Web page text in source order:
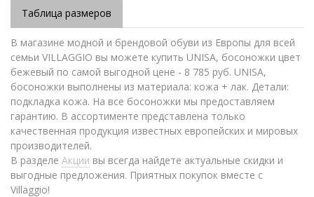
Таблица размеров
В магазине модной и брендовой обуви из Европы для всей
семьи VILLAGGIO вы можете купить UNISA, босоножки цвет
бежевый по самой выгодной цене - 8 785 руб. UNISA,
босоножки выполнены из материала: кожа + лак. Детали:
подкладка кожа. На все босоножки мы предоставляем
гарантию. В ассортименте представлена только
качественная продукция известных европейских и мировых
производителей.
В разделе Акции вы всегда найдете актуальные скидки и
выгодные предложения. Приятных покупок вместе с
Villaggio!